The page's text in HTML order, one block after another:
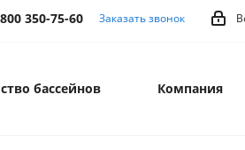
350-75-60 Заказать звонок
бассейнов Компания